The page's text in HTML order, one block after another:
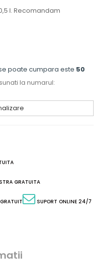
l. Recomandam
poate cumpara este 50
la numarul:
GRATUITA
SUPORT ONLINE 24/7